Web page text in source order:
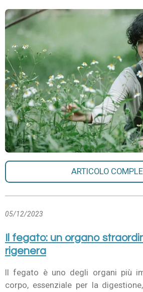
ARTICOLO
05/12/2023
Il fegato: un organo
rigenera
Il fegato è uno degli organi più
corpo, essenziale per la